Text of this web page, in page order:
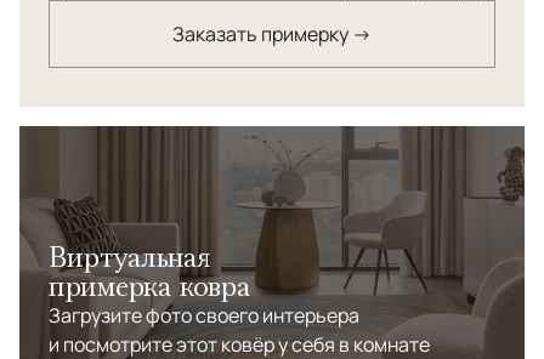
Заказать примерку →
Виртуальная
примерка ковра
Загрузите фото своего интерьера
и посмотрите этот ковёр у себя в комнате